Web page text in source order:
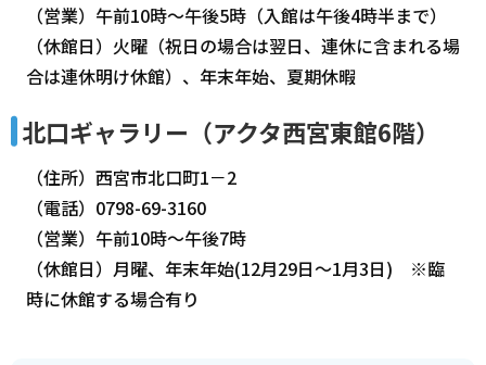
（営業）午前10時～午後5時（入館は午後4時半まで）
（休館日）火曜（祝日の場合は翌日、連休に含まれる場
合は連休明け休館）、年末年始、夏期休暇
北口ギャラリー（アクタ西宮東館6階）
（住所）西宮市北口町1－2
（電話）0798-69-3160
（営業）午前10時～午後7時
（休館日）月曜、年末年始(12月29日～1月3日) ※臨
時に休館する場合有り